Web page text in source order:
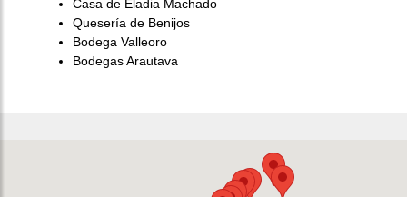
Casa de Eladia Machado
Quesería de Benijos
Bodega Valleoro
Bodegas Arautava